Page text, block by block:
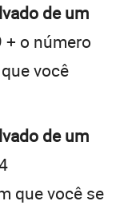
de um
+ o número
você
de um
que você se